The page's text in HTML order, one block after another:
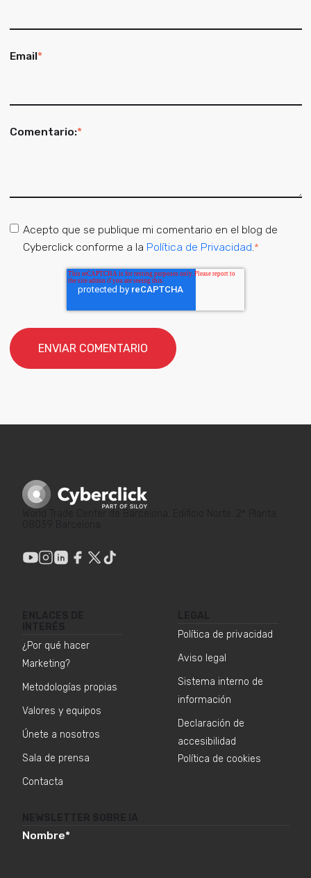
Email*
Comentario:*
Acepto que se publique mi comentario en el blog de
Cyberclick conforme a la Política de Privacidad *
¿Por qué hacer
Marketing?
Metodologías propias
Valores y equipos
Únete a nosotros
Sala de prensa
Contacta
Política de privacidad
Aviso legal
Sistema interno de
información
Declaración de
accesibilidad
Política de cookies
Nombre*